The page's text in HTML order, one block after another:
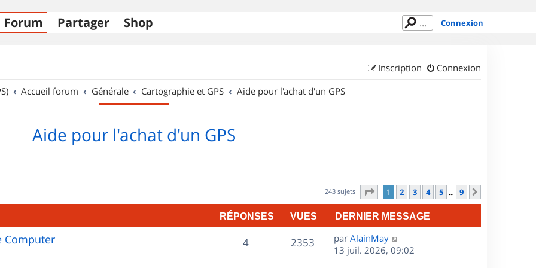
Forum Partager Shop Connexion
Connexion
Inscription
Accueil forum Générale Cartographie et GPS Aide pour l'achat d'un GPS
Aide pour l'achat d'un GPS
243 sujets Page sur9
1 2 3 4 5 … 9
RÉPONSES VUES DERNIER MESSAGE
Computer 4R
é
2353V
u
D
e
r
par AlainMay
13 juil. 2026, 09:02